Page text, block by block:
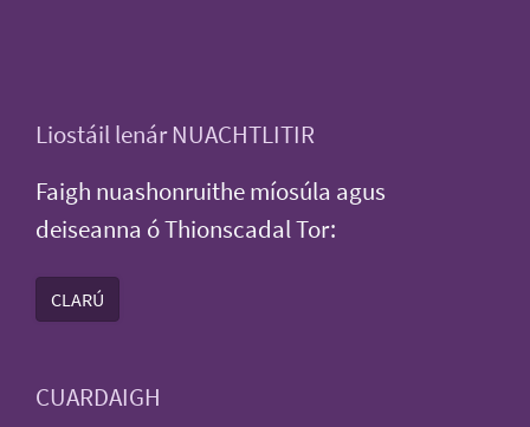
Liostáil lenár NUACHTLITIR
Faigh nuashonruithe míosúla agus
deiseanna ó Thionscadal Tor:
CLARÚ
CUARDAIGH